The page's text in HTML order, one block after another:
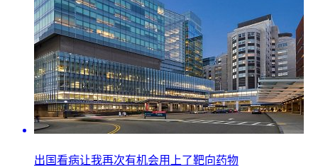
出国看病让我再次有机会用上了靶向药物